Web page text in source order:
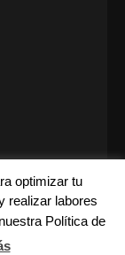
optimizar tu
realizar labores
Política de